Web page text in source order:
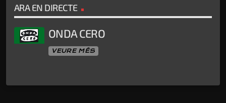
ARA EN DIRECTE
ONDA CERO
VEURE MÉS